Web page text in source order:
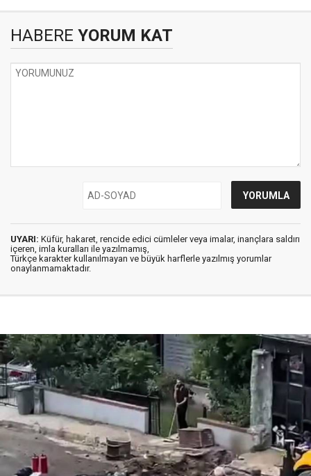
HABERE YORUM KAT
UYARI: Küfür, hakaret, rencide edici cümleler veya imalar, inançlara saldırı
içeren, imla kuralları ile yazılmamış,
Türkçe karakter kullanılmayan ve büyük harflerle yazılmış yorumlar
onaylanmamaktadır.